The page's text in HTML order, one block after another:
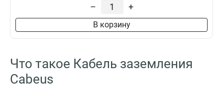
– +
В корзину
Что такое Кабель заземления
Cabeus